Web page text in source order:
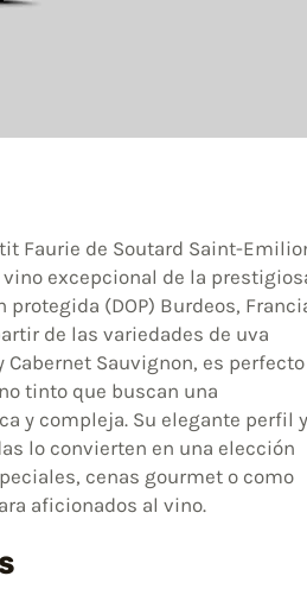
Faurie de Soutard Saint-
vino excepcional de la
(DOP) Burdeos,
de las variedades de uva
Cabernet Sauvignon, es perfecto
tinto que buscan una
y compleja. Su elegante perfil y
lo convierten en una elección
cenas gourmet o como
aficionados al vino.